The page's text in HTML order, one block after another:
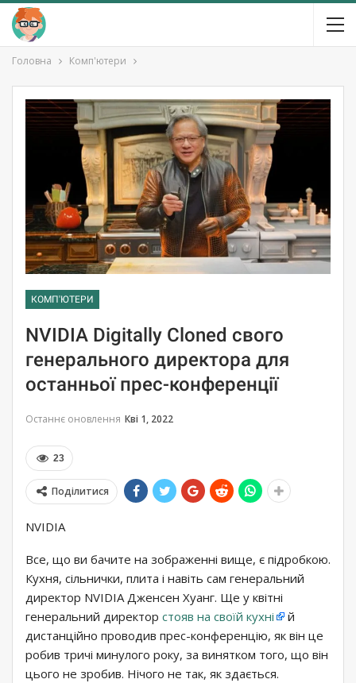
Головна Комп'ютери
КОМП'ЮТЕРИ
NVIDIA Digitally Cloned свого
генерального директора для
останньої прес-конференції
Останнє оновлення Кві 1, 2022
23
Поділитися
NVIDIA
Все, що ви бачите на зображенні вище, є підробкою.
Кухня, сільнички, плита і навіть сам генеральний
директор NVIDIA Дженсен Хуанг. Ще у квітні
генеральний директор стояв на своїй кухні
й
дистанційно проводив прес-конференцію, як він це
робив тричі минулого року, за винятком того, що він
цього не зробив. Нічого не так, як здається.